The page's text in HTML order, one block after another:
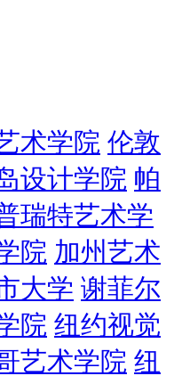
术学院 伦敦
设计学院 帕
瑞特艺术学
院 加州艺术
大学 谢菲尔
院 纽约视觉
艺术学院 纽